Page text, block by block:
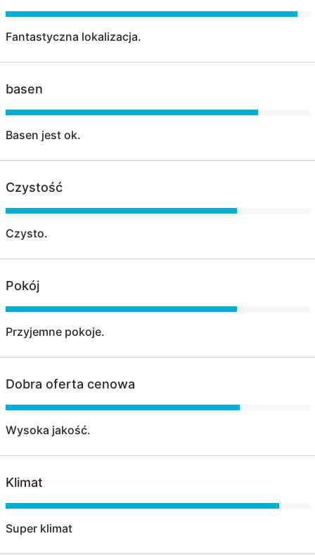
Fantastyczna lokalizacja.
basen
Basen jest ok.
Czystość
Czysto.
Pokój
Przyjemne pokoje.
Dobra oferta cenowa
Wysoka jakość.
Klimat
Super klimat